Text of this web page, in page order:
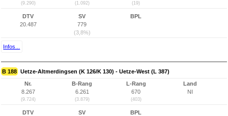
(9.290) (1.092) (19)
DTV
20.487
SV
779
(3,8%)
BPL
Infos...
B 188 Uetze-Altmerdingsen (K 126/K 130) - Uetze-West (L 387)
Nr.
8.267
(9.724)
B-Rang
6.261
(3.879)
L-Rang
670
(403)
Land
NI
DTV
SV
BPL